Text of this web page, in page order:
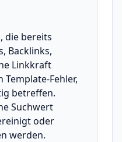
die bereits
Backlinks,
Linkkraft
Fehler,
betreffen.
Suchwert
oder
werden.